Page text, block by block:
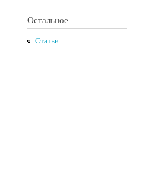
Остальное
Статьи